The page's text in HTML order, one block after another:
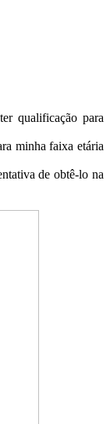
qualificação para
minha faixa etária
de obtê-lo na